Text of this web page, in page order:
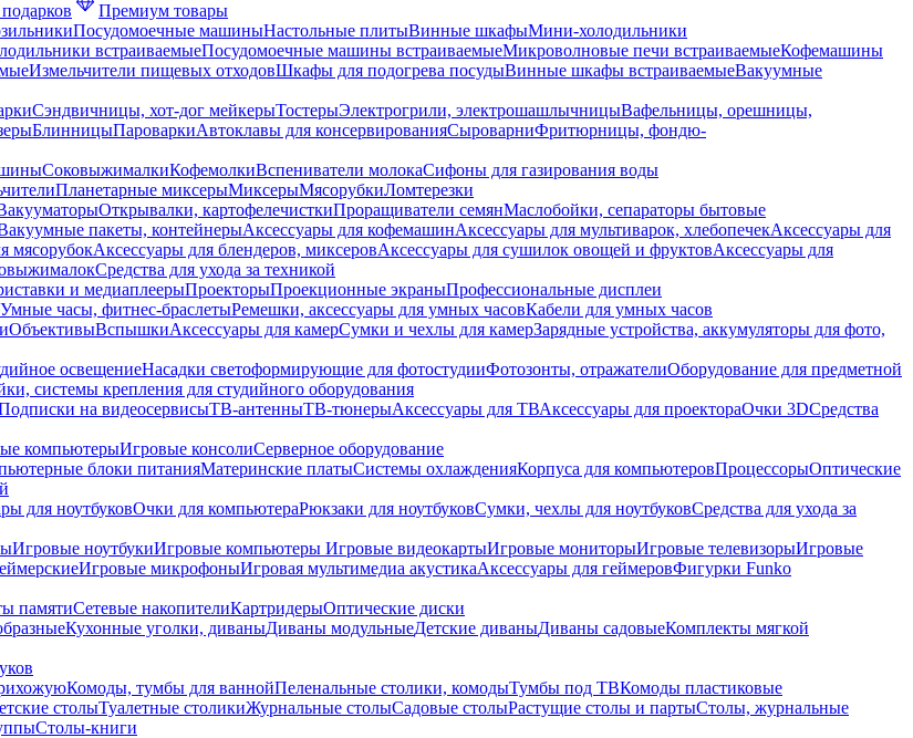
Премиум товары
Посудомоечные машиныНастольные плитыВинные шкафыМини-холодильники
встраиваемыеПосудомоечные машины встраиваемыеМикроволновые печи встраиваемыеКофемашины
Измельчители пищевых отходовШкафы для подогрева посудыВинные шкафы встраиваемыеВакуумные
Сэндвичницы, хот-дог мейкерыТостерыЭлектрогрили, электрошашлычницыВафельницы, орешницы,
БлинницыПароваркиАвтоклавы для консервированияСыроварниФритюрницы, фондю-
СоковыжималкиКофемолкиВспениватели молокаСифоны для газирования воды
Планетарные миксерыМиксерыМясорубкиЛомтерезки
Открывалки, картофелечисткиПроращиватели семянМаслобойки, сепараторы бытовые
пакеты, контейнерыАксессуары для кофемашинАксессуары для мультиварок, хлебопечекАксессуары для
мясорубокАксессуары для блендеров, миксеровАксессуары для сушилок овощей и фруктовАксессуары для
Средства для ухода за техникой
и медиаплеерыПроекторыПроекционные экраныПрофессиональные дисплеи
Умные часы, фитнес-браслетыРемешки, аксессуары для умных часовКабели для умных часов
ОбъективыВспышкиАксессуары для камерСумки и чехлы для камерЗарядные устройства, аккумуляторы для фото,
освещениеНасадки светоформирующие для фотостудииФотозонты, отражателиОборудование для предметной
системы крепления для студийного оборудования
на видеосервисыТВ-антенныТВ-тюнерыАксессуары для ТВАксессуары для проектораОчки 3DСредства
компьютерыИгровые консолиСерверное оборудование
блоки питанияМатеринские платыСистемы охлажденияКорпуса для компьютеровПроцессорыОптические
для ноутбуковОчки для компьютераРюкзаки для ноутбуковСумки, чехлы для ноутбуковСредства для ухода за
Игровые ноутбукиИгровые компьютеры Игровые видеокартыИгровые мониторыИгровые телевизорыИгровые
Игровые микрофоныИгровая мультимедиа акустикаАксессуары для геймеровФигурки Funko
памятиСетевые накопителиКартридерыОптические диски
Кухонные уголки, диваныДиваны модульныеДетские диваныДиваны садовыеКомплекты мягкой
Комоды, тумбы для ваннойПеленальные столики, комодыТумбы под ТВКомоды пластиковые
столыТуалетные столикиЖурнальные столыСадовые столыРастущие столы и партыСтолы, журнальные
Столы-книги